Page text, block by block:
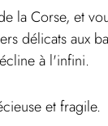
la Corse, et
délicats aux
à l'infini.
et fragile.